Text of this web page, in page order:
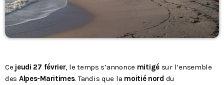
Ce jeudi 27 février, le temps s’annonce mitigésur l’ensemble
des Alpes-Maritimes. Tandis que la moitié nord du